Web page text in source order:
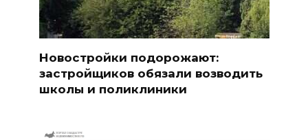
Новостройки подорожают:
застройщиков обязали возводить
школы и поликлиники